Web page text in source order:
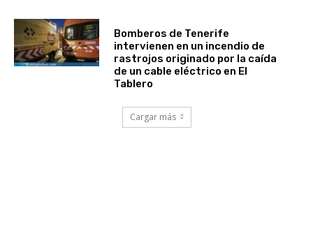
Bomberos de Tenerife
intervienen en un incendio de
rastrojos originado por la caída
de un cable eléctrico en El
Tablero
Cargar más